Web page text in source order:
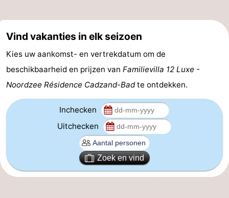
Veere
-
Domburg
-
Vlissingen
Breskens
Vind vakanties in elk seizoen
Kies uw aankomst- en vertrekdatum om de
beschikbaarheid en prijzen van Familievilla 12 Luxe -
Noordzee Résidence Cadzand-Badte ontdekken.
Inchecken
Uitchecken
Zoek en vind